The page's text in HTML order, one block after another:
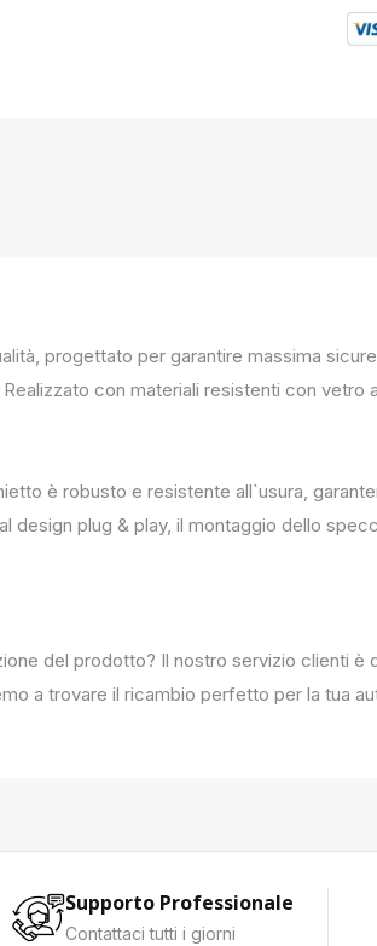
progettato per garantire massima
con materiali resistenti con
è robusto e resistente all`usura,
design plug & play, il montaggio dello
del prodotto? Il nostro servizio clienti
a trovare il ricambio perfetto per la tua
Supporto Professionale
Contattaci tutti i giorni